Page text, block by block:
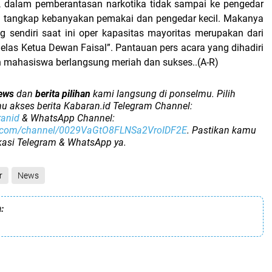
pemberantasan narkotika tidak sampai ke pengedar
kebanyakan pemakai dan pengedar kecil. Makanya
sendiri saat ini oper kapasitas mayoritas merupakan dari
Ketua Dewan Faisal”. Pantauan pers acara yang dihadiri
berlangsung meriah dan sukses..(A-R)
dan berita pilihan kami langsung di ponselmu. Pilih
akses berita Kabaran.id Telegram Channel:
& WhatsApp Channel:
channel/0029VaGtO8FLNSa2VroIDF2E. Pastikan kamu
Telegram & WhatsApp ya.
News